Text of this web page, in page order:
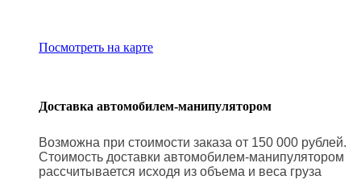
Посмотреть на карте
Доставка автомобилем-манипулятором
Возможна при стоимости заказа от 150 000 рублей.
Стоимость доставки автомобилем-манипулятором
рассчитывается исходя из объема и веса груза